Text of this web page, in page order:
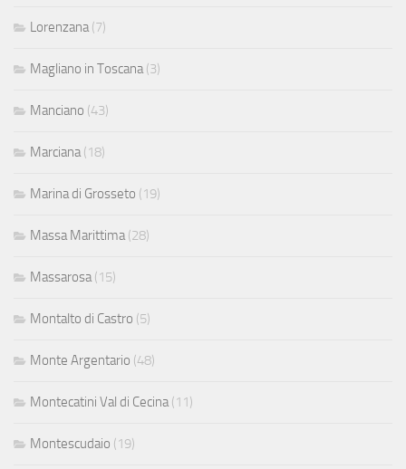
Lorenzana (7)
Magliano in Toscana (3)
Manciano (43)
Marciana (18)
Marina di Grosseto (19)
Massa Marittima (28)
Massarosa (15)
Montalto di Castro (5)
Monte Argentario (48)
Montecatini Val di Cecina (11)
Montescudaio (19)